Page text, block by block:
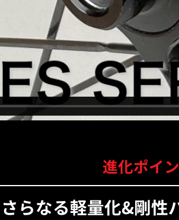
進化ポイ
さらなる軽量化&剛性